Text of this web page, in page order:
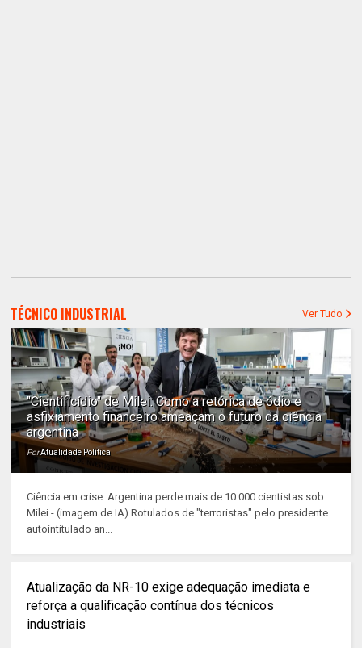
TÉCNICO INDUSTRIAL Ver Tudo
"Cientificídio" de Milei: Como a retórica de ódio e
asfixiamento financeiro ameaçam o futuro da ciência
argentina
PorAtualidade Política
Ciência em crise: Argentina perde mais de 10.000 cientistas sob
Milei - (imagem de IA) Rotulados de "terroristas" pelo presidente
autointitulado an...
Atualização da NR-10 exige adequação imediata e
reforça a qualificação contínua dos técnicos
industriais